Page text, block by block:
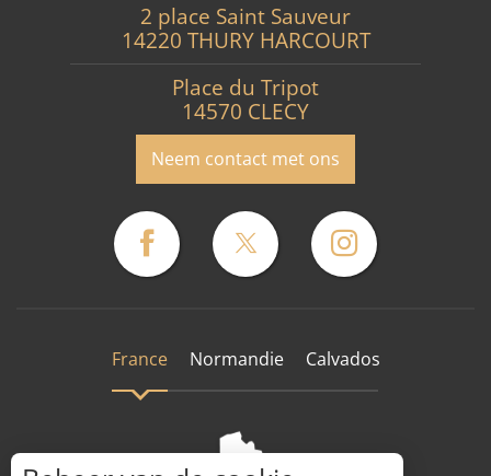
2 place Saint Sauveur
14220 THURY HARCOURT
Place du Tripot
14570 CLECY
Neem contact met ons
France Normandie Calvados